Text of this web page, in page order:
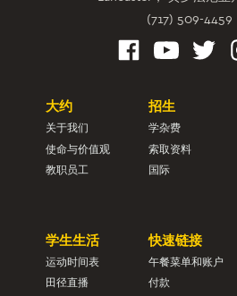
(717) 509-4459
大约
关于我们
使命与价值观
教职员工
招生
学杂费
索取资料
国际
学生生活
运动时间表
田径直播
快速链接
午餐菜单和账户
付款